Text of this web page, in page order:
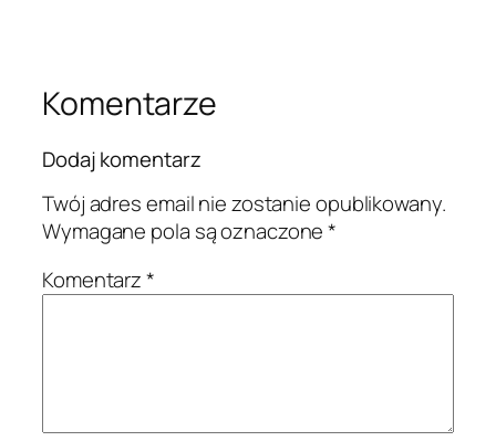
Komentarze
Dodaj komentarz
Twój adres email nie zostanie opublikowany.
Wymagane pola są oznaczone*
Komentarz*